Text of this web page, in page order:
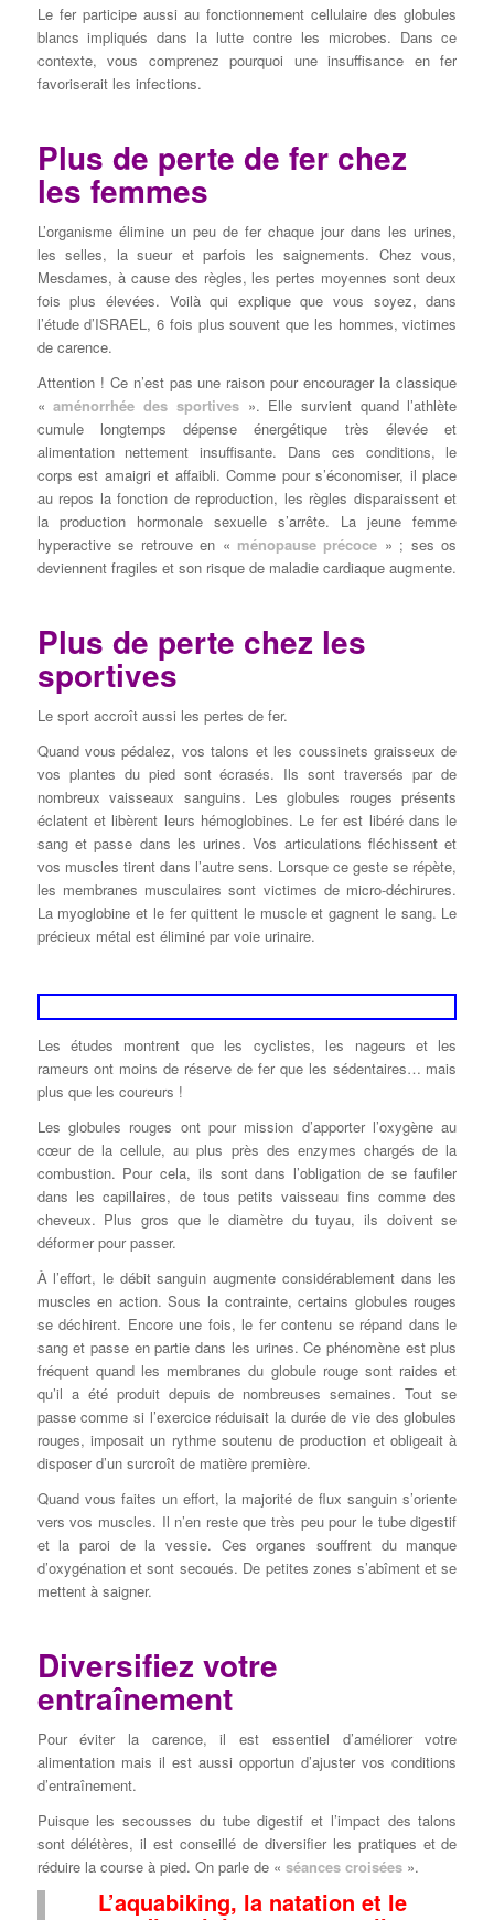
Le fer participe aussi au fonctionnement cellulaire des globules
blancs impliqués dans la lutte contre les microbes. Dans ce
contexte, vous comprenez pourquoi une insuffisance en fer
favoriserait les infections.
Plus de perte de fer chez
les femmes
L’organisme élimine un peu de fer chaque jour dans les urines,
les selles, la sueur et parfois les saignements. Chez vous,
Mesdames, à cause des règles, les pertes moyennes sont deux
fois plus élevées. Voilà qui explique que vous soyez, dans
l’étude d’ISRAEL, 6 fois plus souvent que les hommes, victimes
de carence.
Attention ! Ce n’est pas une raison pour encourager la classique
«aménorrhée des sportives». Elle survient quand l’athlète
cumule longtemps dépense énergétique très élevée et
alimentation nettement insuffisante. Dans ces conditions, le
corps est amaigri et affaibli. Comme pour s’économiser, il place
au repos la fonction de reproduction, les règles disparaissent et
la production hormonale sexuelle s’arrête. La jeune femme
hyperactive se retrouve en « ménopause précoce » ; ses os
deviennent fragiles et son risque de maladie cardiaque augmente.
Plus de perte chez les
sportives
Le sport accroît aussi les pertes de fer.
Quand vous pédalez, vos talons et les coussinets graisseux de
vos plantes du pied sont écrasés. Ils sont traversés par de
nombreux vaisseaux sanguins. Les globules rouges présents
éclatent et libèrent leurs hémoglobines. Le fer est libéré dans le
sang et passe dans les urines. Vos articulations fléchissent et
vos muscles tirent dans l’autre sens. Lorsque ce geste se répète,
les membranes musculaires sont victimes de micro-déchirures.
La myoglobine et le fer quittent le muscle et gagnent le sang. Le
précieux métal est éliminé par voie urinaire.
Les études montrent que les cyclistes, les nageurs et les
rameurs ont moins de réserve de fer que les sédentaires… mais
plus que les coureurs !
Les globules rouges ont pour mission d’apporter l’oxygène au
cœur de la cellule, au plus près des enzymes chargés de la
combustion. Pour cela, ils sont dans l’obligation de se faufiler
dans les capillaires, de tous petits vaisseau fins comme des
cheveux. Plus gros que le diamètre du tuyau, ils doivent se
déformer pour passer.
À l’effort, le débit sanguin augmente considérablement dans les
muscles en action. Sous la contrainte, certains globules rouges
se déchirent. Encore une fois, le fer contenu se répand dans le
sang et passe en partie dans les urines. Ce phénomène est plus
fréquent quand les membranes du globule rouge sont raides et
qu’il a été produit depuis de nombreuses semaines. Tout se
passe comme si l’exercice réduisait la durée de vie des globules
rouges, imposait un rythme soutenu de production et obligeait à
disposer d’un surcroît de matière première.
Quand vous faites un effort, la majorité de flux sanguin s’oriente
vers vos muscles. Il n’en reste que très peu pour le tube digestif
et la paroi de la vessie. Ces organes souffrent du manque
d’oxygénation et sont secoués. De petites zones s’abîment et se
mettent à saigner.
Diversifiez votre
entraînement
Pour éviter la carence, il est essentiel d’améliorer votre
alimentation mais il est aussi opportun d’ajuster vos conditions
d’entraînement.
Puisque les secousses du tube digestif et l’impact des talons
sont délétères, il est conseillé de diversifier les pratiques et de
réduire la course à pied. On parle de « séances croisées».
L’aquabiking, la natation et le